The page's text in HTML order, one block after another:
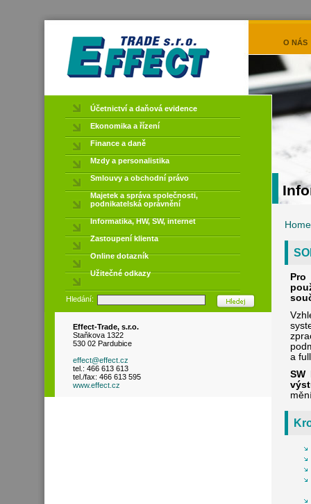
O NÁS
Účetnictví a daňová evidence
Ekonomika a řízení
Finance a daně
Mzdy a personalistika
Smlouvy a obchodní právo
Majetek a správa společnosti,
podnikatelská oprávnění
Informatika, HW, SW, internet
Zastoupení klienta
Online dotazník
Užitečné odkazy
Hledání:
Effect-Trade, s.r.o.
Staňkova 1322
530 02 Pardubice
effect@effect.cz
tel.: 466 613 613
tel./fax: 466 613 595
www.effect.cz
Home
a
SW